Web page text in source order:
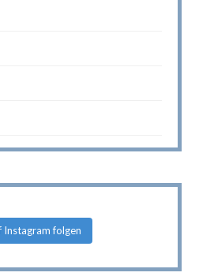
Instagram folgen